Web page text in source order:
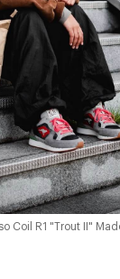
Coil R1 "Trout II"